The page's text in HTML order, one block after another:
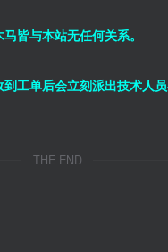
皆与本站无任何关系。
工单后会立刻派出技术人员
THE END